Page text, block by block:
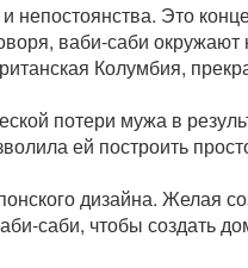
Это
ваби-саби
Колумбия,
потери мужа в
ей построить
дизайна. Желая
саби, чтобы создать